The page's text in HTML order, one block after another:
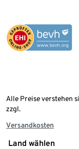
Alle Preise verstehen
zzgl.
Versandkosten
Land wählen